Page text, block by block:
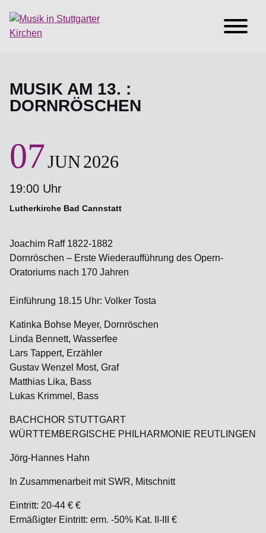
MUSIK AM 13. :
DORNRÖSCHEN
07JUN2026
19:00 Uhr
Lutherkirche Bad Cannstatt
Joachim Raff 1822-1882
Dornröschen – Erste Wiederaufführung des Opern-
Oratoriums nach 170 Jahren
Einführung 18.15 Uhr: Volker Tosta
Katinka Bohse Meyer, Dornröschen
Linda Bennett, Wasserfee
Lars Tappert, Erzähler
Gustav Wenzel Most, Graf
Matthias Lika, Bass
Lukas Krimmel, Bass
BACHCHOR STUTTGART
WÜRTTEMBERGISCHE PHILHARMONIE REUTLINGEN
Jörg-Hannes Hahn
In Zusammenarbeit mit SWR, Mitschnitt
Eintritt: 20-44 € €
Ermäßigter Eintritt: erm. -50% Kat. II-III €